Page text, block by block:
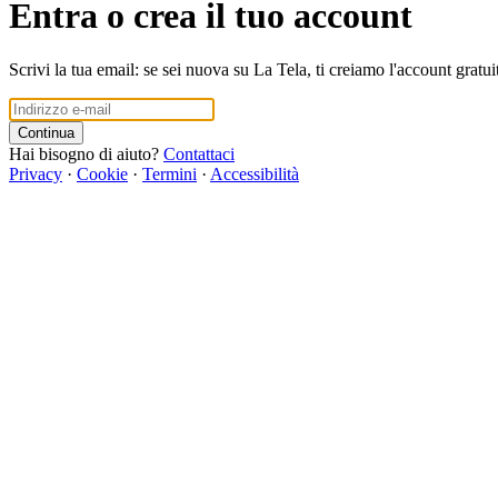
Entra o crea il tuo account
Scrivi la tua email: se sei nuova su La Tela, ti creiamo l'account
Continua
Hai bisogno di aiuto? Contattaci
Privacy · Cookie · Termini · Accessibilità